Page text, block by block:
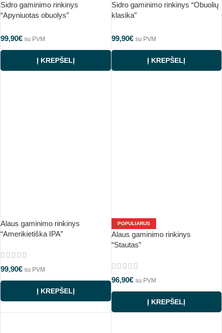
Sidro gaminimo rinkinys
“Apyniuotas obuolys”
99,90€ su PVM
Į KREPŠELĮ
Sidro gaminimo rinkinys “Obuolių
klasika”
99,90€ su PVM
Į KREPŠELĮ
Alaus gaminimo rinkinys
“Amerikietiška IPA”
99,90€ su PVM
Į KREPŠELĮ
POPULIARUS
Alaus gaminimo rinkinys
“Stautas”
96,90€ su PVM
Į KREPŠELĮ